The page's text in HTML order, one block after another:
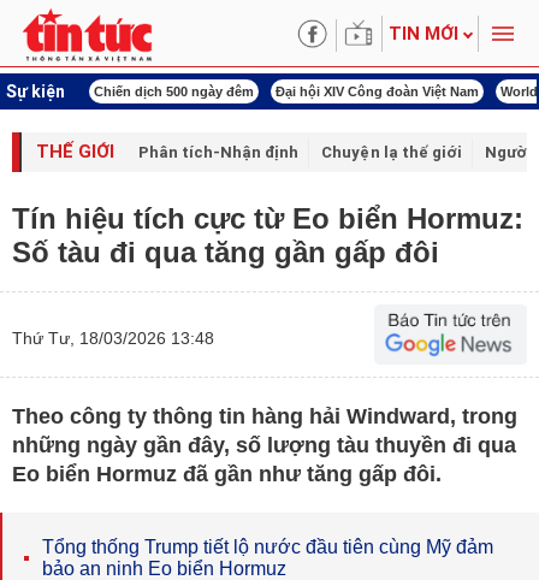
TIN MỚI
Sự kiện
ngày đêm Đại hội XIV Công đoàn Việt Nam World Cup 2026 Kỳ họp thứ
THẾ GIỚI Phân tích-Nhận định Chuyện lạ thế giới Người
Tín hiệu tích cực từ Eo biển Hormuz:
Số tàu đi qua tăng gần gấp đôi
Thứ Tư, 18/03/2026 13:48
Theo công ty thông tin hàng hải Windward, trong
những ngày gần đây, số lượng tàu thuyền đi qua
Eo biển Hormuz đã gần như tăng gấp đôi.
Tổng thống Trump tiết lộ nước đầu tiên cùng Mỹ đảm
bảo an ninh Eo biển Hormuz